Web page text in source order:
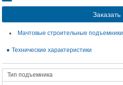
Заказать
Мачтовые строительные подъемники
Технические характеристики
Тип подъемника